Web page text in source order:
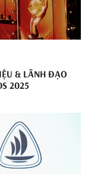
& LÃNH ĐẠO
2025